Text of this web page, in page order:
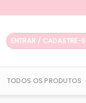
ENTRAR / CADASTRE-
TODOS OS PRODUTOS